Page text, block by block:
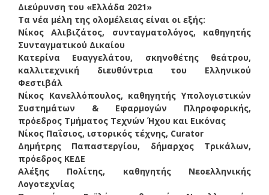
Διεύρυνση του «Ελλάδα 2021»
Τα νέα μέλη της ολομέλειας είναι οι εξής:
Νίκος Αλιβιζάτος, συνταγματολόγος, καθηγητής
Συνταγματικού Δικαίου
Κατερίνα Ευαγγελάτου, σκηνοθέτης θεάτρου,
καλλιτεχνική διευθύντρια του Ελληνικού
Φεστιβάλ
Νίκος Κανελλόπουλος, καθηγητής Υπολογιστικών
Συστημάτων & Εφαρμογών Πληροφορικής,
πρόεδρος Τμήματος Τεχνών Ήχου και Εικόνας
Νίκος Παΐσιος, ιστορικός τέχνης, Curator
Δημήτρης Παπαστεργίου, δήμαρχος Τρικάλων,
πρόεδρος ΚΕΔΕ
Αλέξης Πολίτης, καθηγητής Νεοελληνικής
Λογοτεχνίας